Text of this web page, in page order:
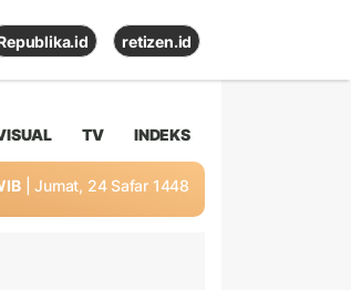
retizen.id
TV INDEKS
| Jumat, 24 Safar 1448